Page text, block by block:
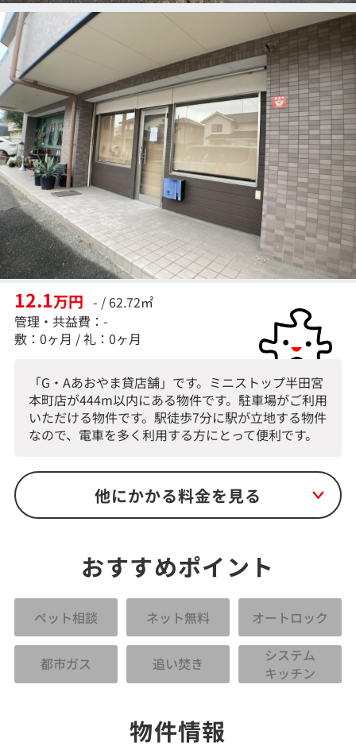
12.1万円 - / 62.72㎡
管理・共益費：-
敷：0ヶ月 / 礼：0ヶ月
「G・Aあおやま貸店舗」です。ミニストップ半田宮
本町店が444m以内にある物件です。駐車場がご利用
いただける物件です。駅徒歩7分に駅が立地する物件
なので、電車を多く利用する方にとって便利です。
他にかかる料金を見る
おすすめポイント
ペット相談 ネット無料 オートロック
都市ガス 追い焚き
システム
キッチン
物件情報